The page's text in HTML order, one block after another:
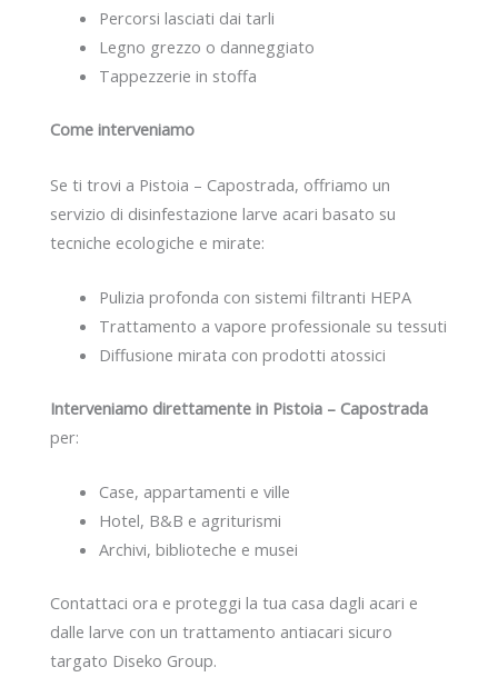
Percorsi lasciati dai tarli
Legno grezzo o danneggiato
Tappezzerie in stoffa
Come interveniamo
Se ti trovi a Pistoia – Capostrada, offriamo un
servizio di disinfestazione larve acari basato su
tecniche ecologiche e mirate:
Pulizia profonda con sistemi filtranti HEPA
Trattamento a vapore professionale su tessuti
Diffusione mirata con prodotti atossici
Interveniamo direttamente in Pistoia – Capostrada
per:
Case, appartamenti e ville
Hotel, B&B e agriturismi
Archivi, biblioteche e musei
Contattaci ora e proteggi la tua casa dagli acari e
dalle larve con un trattamento antiacari sicuro
targato Diseko Group.